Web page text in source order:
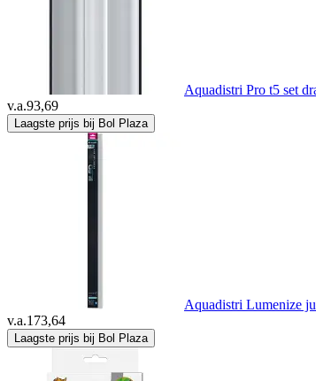
Aquadistri Pro t5 set
v.a.93,69
Laagste prijs bij Bol Plaza
Aquadistri Lumenize
v.a.173,64
Laagste prijs bij Bol Plaza